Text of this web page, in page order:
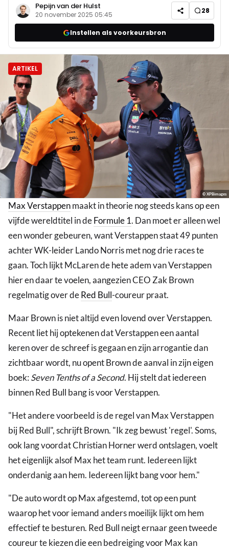
Pepijn van der Hulst
20 november 2025 05:45 28
Instellen als voorkeursbron
ARTIKEL
© XPBimages
Max Verstappenmaakt in theorie nog steeds kans op een
vijfde wereldtitel in deFormule 1. Dan moet er alleen wel
een wonder gebeuren, want Verstappen staat 49 punten
achter WK-leider Lando Norris met nog drie races te
gaan. Toch lijkt McLaren de hete adem van Verstappen
hier en daar te voelen, aangezien CEO Zak Brown
regelmatig over deRed Bull-coureur praat.
Maar Brown is niet altijd even lovend over Verstappen.
Recent liet hij optekenen dat Verstappen een aantal
keren over de schreef is gegaan en zijn arrogantie dan
zichtbaar wordt, nu opent Brown de aanval in zijn eigen
boek: Seven Tenths of a Second. Hij stelt dat iedereen
binnen Red Bull bang is voor Verstappen.
"Het andere voorbeeld is de regel van Max Verstappen
bij Red Bull", schrijft Brown. "Ik zeg bewust 'regel'. Soms,
ook lang voordat Christian Horner werd ontslagen, voelt
het eigenlijk alsof Max het team runt. Iedereen lijkt
onderdanig aan hem. Iedereen lijkt bang voor hem."
"De auto wordt op Max afgestemd, tot op een punt
waarop het voor iemand anders moeilijk lijkt om hem
effectief te besturen. Red Bull neigt ernaar geen tweede
coureur te kiezen die een bedreiging voor Max kan